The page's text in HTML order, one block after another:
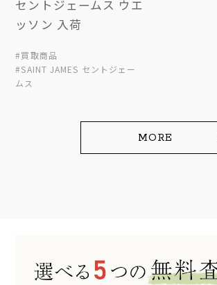
セントジェームス ウエ
ッソン 入荷
#買取商品
#SAINT JAMES セントジェー
ムス
MORE